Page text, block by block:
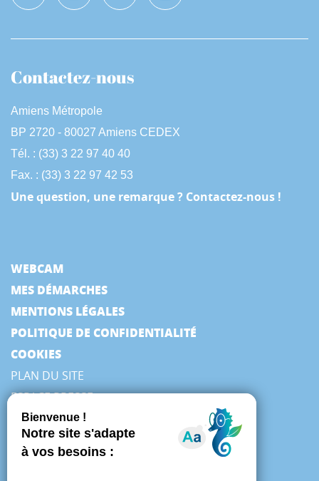
Contactez-nous
Amiens Métropole
BP 2720 - 80027 Amiens CEDEX
Tél. : (33) 3 22 97 40 40
Fax. : (33) 3 22 97 42 53
Une question, une remarque ? Contactez-nous !
WEBCAM
MES DÉMARCHES
MENTIONS LÉGALES
POLITIQUE DE CONFIDENTIALITÉ
COOKIES
PLAN DU SITE
ESPACE PRESSE